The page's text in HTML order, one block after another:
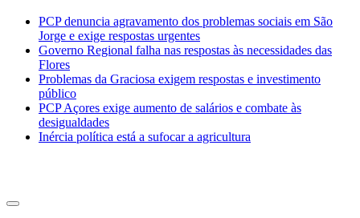
PCP denuncia agravamento dos problemas sociais em São
Jorge e exige respostas urgentes
Governo Regional falha nas respostas às necessidades das
Flores
Problemas da Graciosa exigem respostas e investimento
público
PCP Açores exige aumento de salários e combate às
desigualdades
Inércia política está a sufocar a agricultura